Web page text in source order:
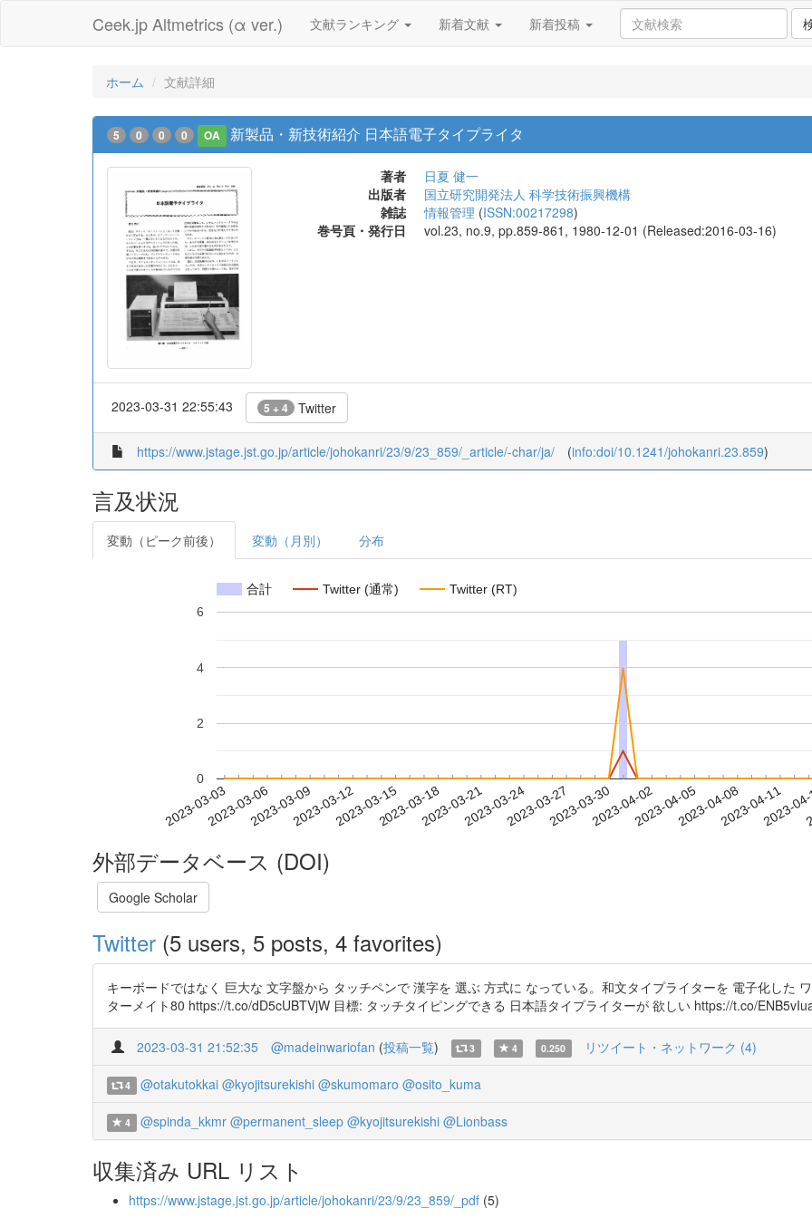
Ceek.jp Altmetrics (α ver.) 文献ランキング 新着文献 新着投稿
ホーム 文献詳細
5 0 0 0 OA 新製品・新技術紹介 日本語電子タイプライタ
著者
日夏 健一
出版者
国立研究開発法人 科学技術振興機構
雑誌
情報管理 (ISSN:00217298)
巻号頁・発行日
vol.23, no.9, pp.859-861, 1980-12-01 (Released:2016-03-16)
2023-03-31 22:55:43 5 + 4 Twitter
https://www.jstage.jst.go.jp/article/johokanri/23/9/23_859/_article/-char/ja/ (info:doi/10.1241/johokanri.23.859)
言及状況
変動（ピーク前後） 変動（月別） 分布
合計 Twitter (通常) Twitter (RT)
2023-03-032023-03-062023-03-092023-03-122023-03-152023-03-182023-03-212023-03-242023-03-272023-03-302023-04-022023-04-052023-04-082023-04-11
2023-
0
2
4
6
外部データベース (DOI)
Google Scholar
Twitter (5 users, 5 posts, 4 favorites)
キーボードではなく 巨大な 文字盤から タッチペンで 漢字を 選ぶ 方式に なっている。和文タイプライターを 電子化した
ターメイト80 https://t.co/dD5cUBTVjW 目標: タッチタイピングできる 日本語タイプライターが 欲しい https://t.co/
2023-03-31 21:52:35 @madeinwariofan (投稿一覧) 3 4 0.250 リツイート・ネットワーク (4)
4 @otakutokkai @kyojitsurekishi @skumomaro @osito_kuma
4 @spinda_kkmr @permanent_sleep @kyojitsurekishi @Lionbass
収集済み URL リスト
https://www.jstage.jst.go.jp/article/johokanri/23/9/23_859/_pdf (5)